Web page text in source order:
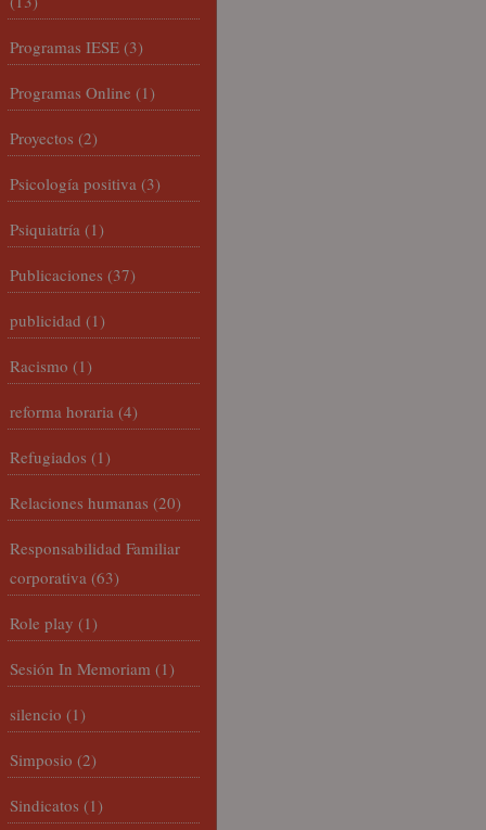
Programas IESE (3)
Programas Online (1)
Proyectos (2)
Psicología positiva (3)
Psiquiatría (1)
Publicaciones (37)
publicidad (1)
Racismo (1)
reforma horaria (4)
Refugiados (1)
Relaciones humanas (20)
Responsabilidad Familiar
corporativa (63)
Role play (1)
Sesión In Memoriam (1)
silencio (1)
Simposio (2)
Sindicatos (1)